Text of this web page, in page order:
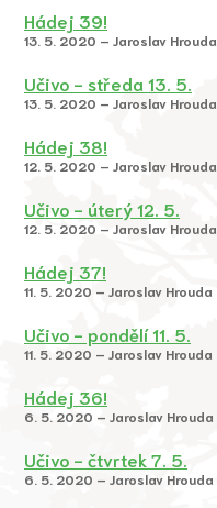
Hádej 39!
13. 5. 2020 – Jaroslav Hrouda
Učivo - středa 13. 5.
13. 5. 2020 – Jaroslav Hrouda
Hádej 38!
12. 5. 2020 – Jaroslav Hrouda
Učivo - úterý 12. 5.
12. 5. 2020 – Jaroslav Hrouda
Hádej 37!
11. 5. 2020 – Jaroslav Hrouda
Učivo - pondělí 11. 5.
11. 5. 2020 – Jaroslav Hrouda
Hádej 36!
6. 5. 2020 – Jaroslav Hrouda
Učivo - čtvrtek 7. 5.
6. 5. 2020 – Jaroslav Hrouda